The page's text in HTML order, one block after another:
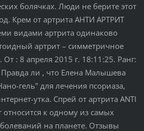
болячках. Люди не берите этот
Крем от артрита АНТИ АРТРИТ
видами артрита одинаково
артрит – симметричное
От : 8 апреля 2015 г. 18:11:25. Ранг:
Правда ли , что Елена Малышева
гель" для лечения псориаза,
утка. Спрей от артрита ANTI
относится к одному из самых
на планете. Отзывы